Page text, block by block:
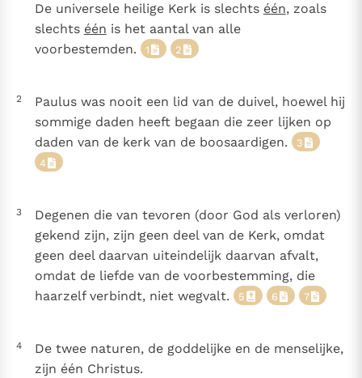
Nieuwste Documenten
5. Het gebed van de Kerk
In Christus wordt onze honger vervuld
herkennen
Gods Koninkrijk groeit stilletjes door liefde, niet door
dwang
De mystiek. De mystieke verschijnselen en de
heiligheid
Berichten
van het Romeins martyrologium
Vaticaanse financiële waakhond verliest autonomie
Paus spreekt het Wereldvoedselprogramma toe
Paus Leo XIV in Pavia: "De stad is zowel een gave als
een taak"
Paus in Pavia: St. Augustinus toont ons de noodzaak om
RK Documenten stelt heel veel belangrijke
kerkelijke documenten van de Rooms
De universele heilige Kerk is slechts één, zoals
slechts één is het aantal van alle
voorbestemden.
1 2
2
Paulus was nooit een lid van de duivel, hoewel hij
sommige daden heeft begaan die zeer lijken op
daden van de kerk van de boosaardigen.
3
4
3
Degenen die van tevoren (door God als verloren)
gekend zijn, zijn geen deel van de Kerk, omdat
geen deel daarvan uiteindelijk daarvan afvalt,
omdat de liefde van de voorbestemming, die
haarzelf verbindt, niet wegvalt.
5 6 7
4
De twee naturen, de goddelijke en de menselijke,
zijn één Christus.